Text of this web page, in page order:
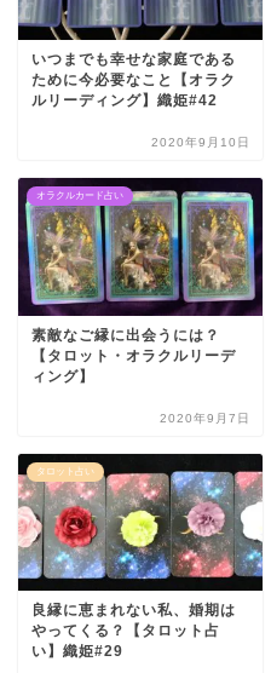
いつまでも幸せな家庭である
ために今必要なこと【オラク
ルリーディング】織姫#42
2020年9月10日
オラクルカード占い
素敵なご縁に出会うには？
【タロット・オラクルリーデ
ィング】
2020年9月7日
タロット占い
良縁に恵まれない私、婚期は
やってくる？【タロット占
い】織姫#29